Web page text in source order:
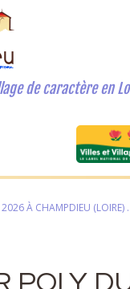
de caractère en
2026 À CHAMPDIEU (LOIRE) ..
POLY